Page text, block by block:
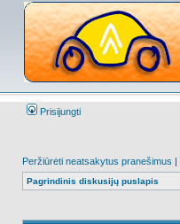
Prisijungti
Peržiūrėti neatsakytus pranešimus |
Pagrindinis diskusijų puslapis